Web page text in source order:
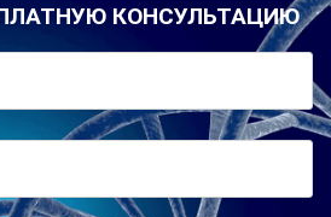
КОНСУЛЬТАЦИЮ